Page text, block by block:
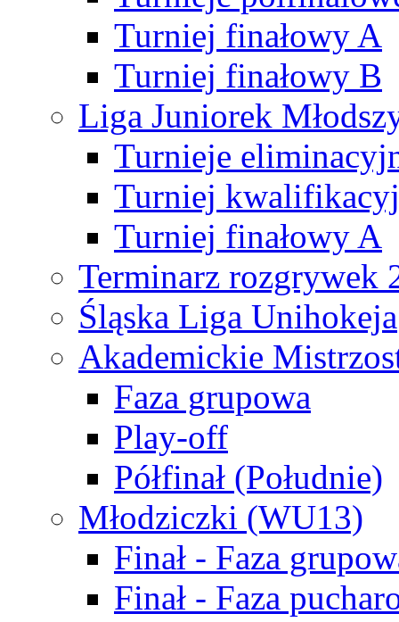
Turniej finałowy A
Turniej finałowy B
Liga Juniorek
Turnieje
Turniej
Turniej finałowy A
Terminarz rozgrywek
Śląska Liga Unihokeja
Akademickie
Faza grupowa
Play-off
Półfinał (Południe)
Młodziczki (WU13)
Finał - Faza
Finał - Faza